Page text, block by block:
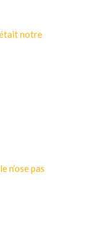
était notre
n’ose pas